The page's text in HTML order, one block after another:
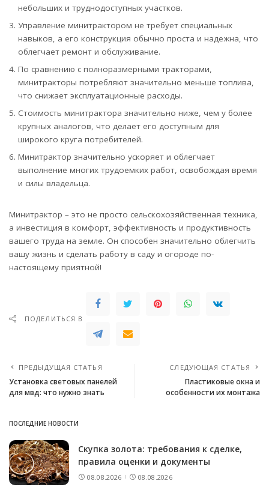
небольших и труднодоступных участков.
Управление минитрактором не требует специальных
навыков, а его конструкция обычно проста и надежна, что
облегчает ремонт и обслуживание.
По сравнению с полноразмерными тракторами,
минитракторы потребляют значительно меньше топлива,
что снижает эксплуатационные расходы.
Стоимость минитрактора значительно ниже, чем у более
крупных аналогов, что делает его доступным для
широкого круга потребителей.
Минитрактор значительно ускоряет и облегчает
выполнение многих трудоемких работ, освобождая время
и силы владельца.
Минитрактор – это не просто сельскохозяйственная техника,
а инвестиция в комфорт, эффективность и продуктивность
вашего труда на земле. Он способен значительно облегчить
вашу жизнь и сделать работу в саду и огороде по-
настоящему приятной!
ПОДЕЛИТЬСЯ В
ПРЕДЫДУЩАЯ СТАТЬЯ
Установка световых панелей
для мвд: что нужно знать
СЛЕДУЮЩАЯ СТАТЬЯ
Пластиковые окна и
особенности их монтажа
ПОСЛЕДНИЕ НОВОСТИ
Скупка золота: требования к сделке,
правила оценки и документы
08.08.2026 08.08.2026